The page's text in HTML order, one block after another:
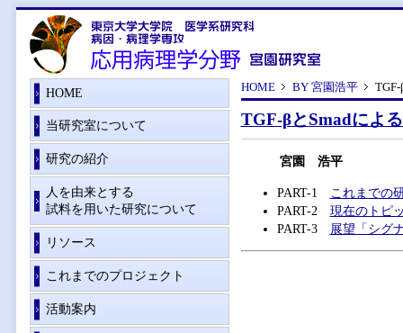
HOME BY 宮園浩平
TGF-βとSmadによ
宮園 浩平
PART-1
これまでの
PART-2 現在のトピ
PART-3
展望「シグ
HOME
当研究室について
研究の紹介
人を由来とする
試料を用いた研究について
リソース
これまでのプロジェクト
活動案内